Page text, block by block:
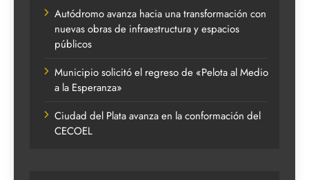
Autódromo avanza hacia una transformación con
nuevas obras de infraestructura y espacios
públicos
Municipio solicitó el regreso de «Pelota al Medio
a la Esperanza»
Ciudad del Plata avanza en la conformación del
CECOEL